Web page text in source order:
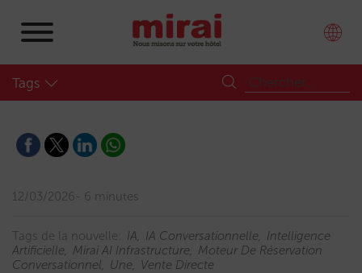
Tags
12/03/2026 6 minutes
Tags de la nouvelle: IA IA Conversationnelle
Intelligence
Artificielle
Mirai AI Infrastructure
Moteur De Réservation
Conversationnel
Une Vente Directe